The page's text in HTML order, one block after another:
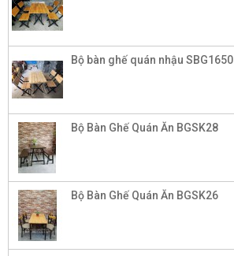
Bộ bàn ghế quán nhậu SBG1650
Bộ Bàn Ghế Quán Ăn BGSK28
Bộ Bàn Ghế Quán Ăn BGSK26